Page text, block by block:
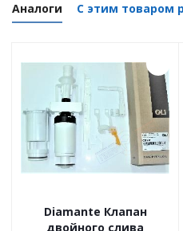
Аналоги С этим товаром
Diamante Клапан
двойного слива